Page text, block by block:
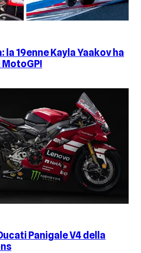
la 19enne Kayla Yaakov ha
Panigale V4 della